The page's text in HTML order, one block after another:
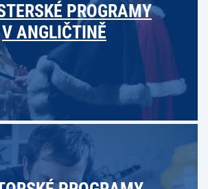
PROGRAMY
V ANGLIČTINĚ